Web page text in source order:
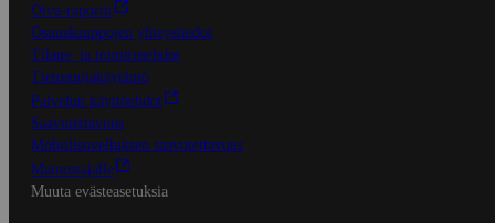
Oiva-raportit
Osuuskauppojen yhteystiedot
Tilaus- ja toimitusehdot
Tietosuojakäytäntö
Palvelun käyttöehdot
Saavutettavuus
Mobiilisovelluksen saavutettavuus
Mainostajalle
Muuta evästeasetuksia